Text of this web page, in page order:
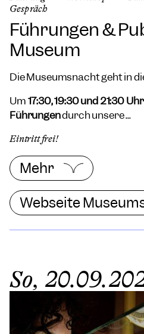
Gespräch
Führungen &
Museum
Die Museumsnacht geht in
Um17:30, 19:30 und 21:30 Uhr
Führungendurch unsere ...
Eintritt frei!
Mehr
Webseite
So,